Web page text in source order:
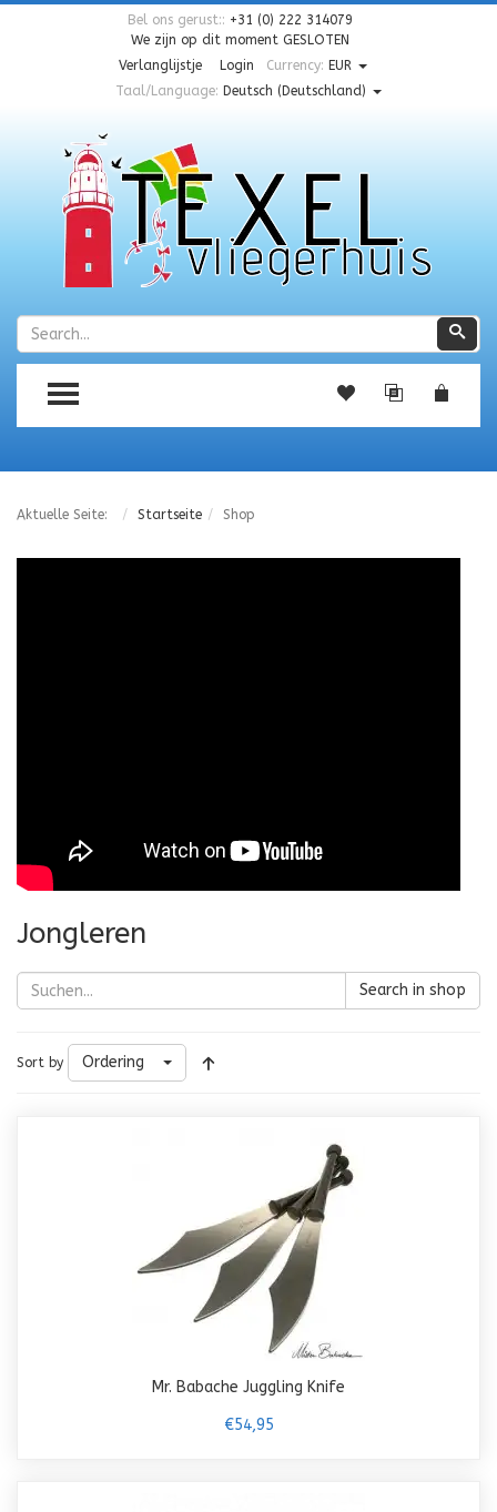
Bel ons gerust:: +31 (0) 222 314079
We zijn op dit moment GESLOTEN
Verlanglijstje
Login Currency: EUR
Taal/Language: Deutsch (Deutschland)
Zoeken
TOGGLE MENU
Aktuelle Seite: Startseite Shop
Jongleren
Search in shop
Sort by Ordering
Mr. Babache Juggling Knife
€54,95